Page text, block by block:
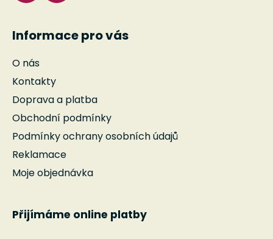
Informace pro vás
O nás
Kontakty
Doprava a platba
Obchodní podmínky
Podmínky ochrany osobních údajů
Reklamace
Moje objednávka
Přijímáme online platby